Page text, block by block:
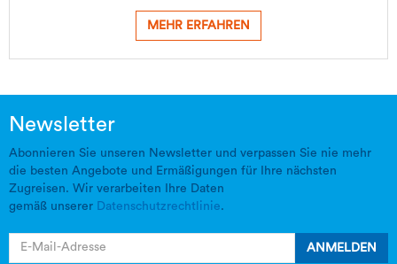
MEHR ERFAHREN
Newsletter
Abonnieren Sie unseren Newsletter und verpassen Sie nie mehr
die besten Angebote und Ermäßigungen für Ihre nächsten
Zugreisen. Wir verarbeiten Ihre Daten
gemäß unserer Datenschutzrechtlinie.
ANMELDEN